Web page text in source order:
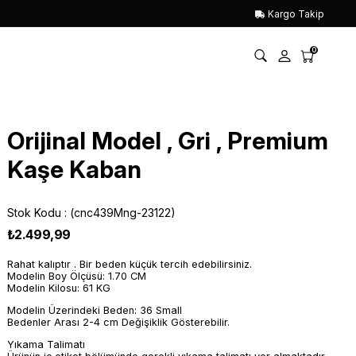
Kargo Takip
0
Orijinal Model , Gri , Premium
Kaşe Kaban
Stok Kodu (cnc439Mng-23122)
₺2.499,99
Rahat kalıptır . Bir beden küçük tercih edebilirsiniz.
Modelin Boy Ölçüsü: 1.70 CM
Modelin Kilosu: 61 KG
Modelin Üzerindeki Beden: 36 Small
Bedenler Arası 2-4 cm Değişiklik Gösterebilir.
Yıkama Talimatı